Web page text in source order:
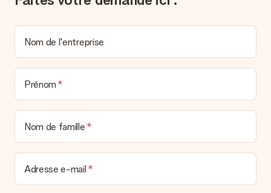
Nom de l'entreprise
Prénom
Nom de famille
Adresse e-mail